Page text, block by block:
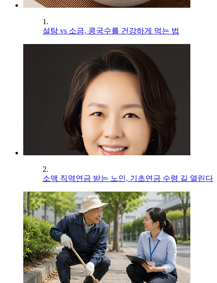
1.
설탕 vs 소금, 콩국수를 건강하게 먹는 법
2.
소액 직역연금 받는 노인, 기초연금 수령 길 열린다